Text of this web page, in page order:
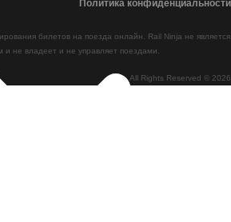
Лиссабон - Брага
Брага - Лиссабон All Rights Reserved © 2026
билетов на поезда онлайн. Rail Ninja не является
не владеет и не управляет поездами.
Политика конфиденциальности